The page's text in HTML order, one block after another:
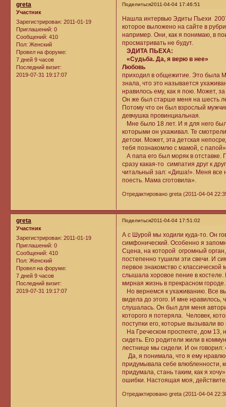
Поделиться2011-04-04 17:46:51
greta
Участник
Зарегистрирован: 2011-01-19
Приглашений: 0
Сообщений: 410
Пол: Женский
Провел на форуме:
7 дней 9 часов
Последний визит:
2019-07-31 19:17:07
Нашла интервью Эдиты Пьехи 2007
которое выложено на сайте в
например. Они, как я понимаю, в
просматривать не будут.
ЭДИТА ПЬЕХА:
«Судьба. Да, я верю в нее»
Любовь
приходил в общежитие. Это была
знала, что это называется
нравилось ему, как я пою. Может,
Он же был старше меня на шесть
Потому что он был взрослый
девчушка провинциальная.
Мне было 18 лет. И я для него
которыми он ухаживал. Те
детски. Может, эта детская
тебя познакомлю с мамой, с
А папа его был моряк в отставке.
сразу какая-то симпатия друг к
читальный зал: «Диша!». Меня все
поесть. Мама сготовила».
Отредактировано greta (2011-04-04
Поделиться2011-04-04 17:51:02
greta
Участник
Зарегистрирован: 2011-01-19
Приглашений: 0
Сообщений: 410
Пол: Женский
Провел на форуме:
7 дней 9 часов
Последний визит:
2019-07-31 19:17:07
А с Шурой мы ходили куда-то. Он
симфонический. Особенно я
Сцена, на которой огромный
постепенно тушили эти свечи. И
первое знакомство с
слышала хоровое пение в
мирная жизнь в прекрасном городе.
Но вернемся к ухаживанию. Все
видела до этого. И мне нравилось,
слушалась. Он был для меня
которого я потеряла. Человек,
поступки его, которые вызывали
На Греческом проспекте, дом 13,
сидеть. Его родители жили в
лестнице мы сидели. И он
Да, я понимала, что я ему
придумывала себе влюбленности,
придумала, стань таким, как я
ошибки. Настоящая моя,
Отредактировано greta (2011-04-04